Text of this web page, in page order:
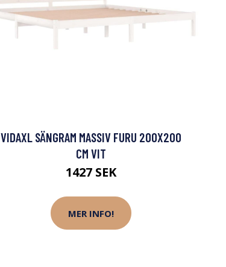
VIDAXL SÄNGRAM MASSIV FURU 200X200
CM VIT
1427 SEK
MER INFO!